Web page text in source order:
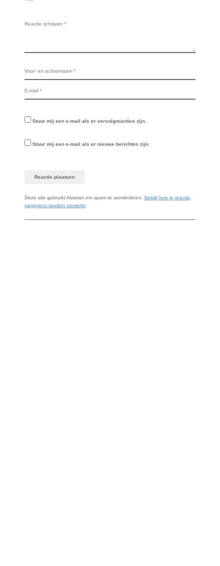
Stuur mij een e-mail als er vervolgreacties zijn.
Stuur mij een e-mail als er nieuwe berichten zijn.
Deze site gebruikt Akismet om spam te verminderen. Bekijk hoe je reactie
gegevens worden verwerkt